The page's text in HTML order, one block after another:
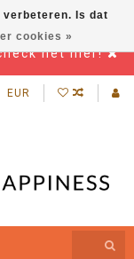
het hier!
EUR
verbeteren. Is dat
cookies »